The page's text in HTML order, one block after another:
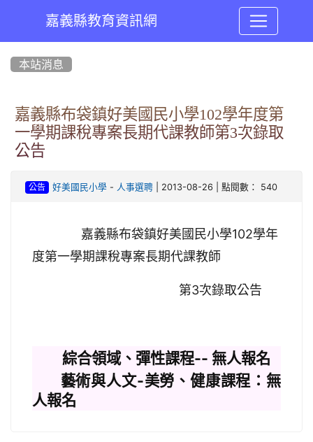
嘉義縣教育資訊網
本站消息
嘉義縣布袋鎮好美國民小學102學年度第
一學期課稅專案長期代課教師第3次錄取
公告
公告 好美國民小學- 人事選聘| 2013-08-26 | 點閱數： 540
嘉義縣布袋鎮好美國民小學102學年
度第一學期課稅專案長期代課教師
第3次錄取公告
綜合領域、彈性課程-- 無人報名
藝術與人文-美勞、健康課程：無
人報名